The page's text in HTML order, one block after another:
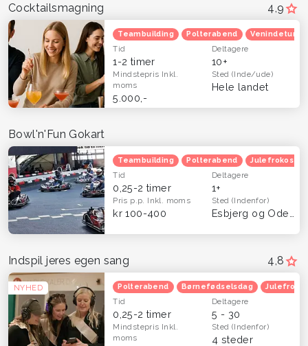
4,9
Cocktailsmagning
Teambuilding Polterabend Venindetur
Tid
1-2 timer
Deltagere
10+
Mindstepris Inkl.
moms
5.000,-
Sted(Inde/ude)
Hele landet
Bowl'n'Fun Gokart
Teambuilding Polterabend Julefrokost
Tid
0,25-2 timer
Deltagere
1+
Pris p.p. Inkl. moms
kr 100-400
Sted(Indenfor)
4,8
NYHED
Indspil jeres egen sang
Polterabend Børnefødselsdag
Tid
0,25-2 timer
Deltagere
5 - 30
Mindstepris Inkl.
moms
Sted(Indenfor)
4 steder